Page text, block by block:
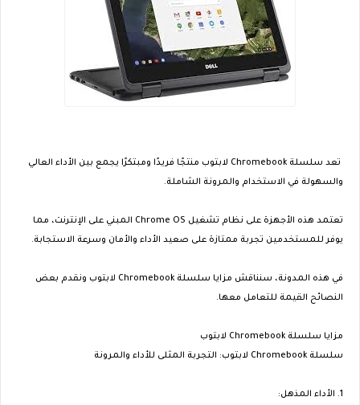
تعد سلسلة Chromebook لابتوب منتجًا فريدًا ومبتكرًا يجمع بين الأداء العالي
والسهولة في الاستخدام والمرونة الشاملة.
تعتمد هذه الأجهزة على نظام تشغيل Chrome OS المبني على الإنترنت، مما
يوفر للمستخدمين تجربة ممتازة على صعيد الأداء والأمان وسرعة الاستجابة.
في هذه المدونة، سنناقش مزايا سلسلة Chromebook لابتوب ونقدم بعض
النصائح القيمة للتعامل معها.
مزايا سلسلة Chromebook لابتوب
سلسلة Chromebook لابتوب: التجربة المثلى للأداء والمرونة